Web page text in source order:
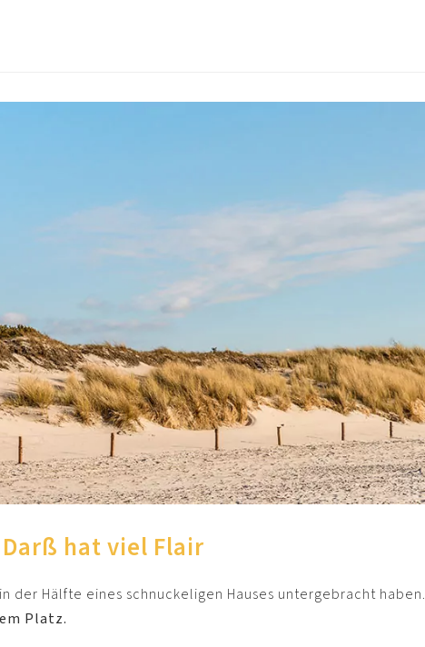
hat viel Flair
der Hälfte eines schnuckeligen Hauses untergebracht haben.
Platz.